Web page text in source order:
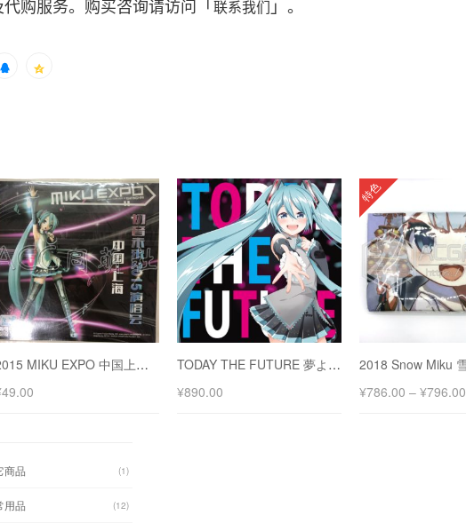
代购服务。购买咨询请访问 「 联系我们 」 。
2015 MIKU EXPO 中国上海演唱会 初音未来 折纸 全7种角色
49.00
TODAY THE FUTURE 夢よ未来へ 同人音乐 feat.初音未来
¥890.00
特色
¥786.00 – ¥796.00
商品 (1)
用品 (12)